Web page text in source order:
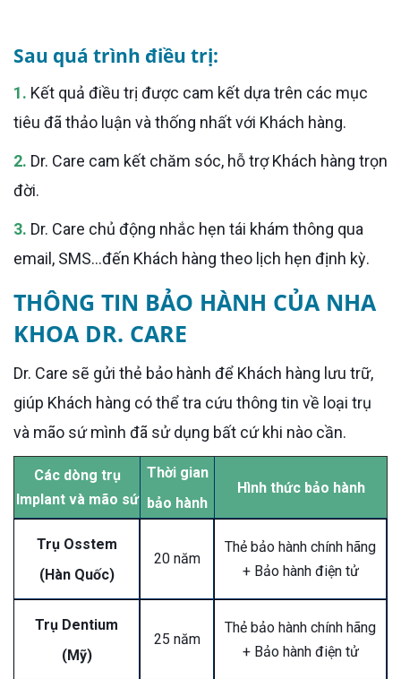
Sau quá trình điều trị:
Kết quả điều trị được cam kết dựa trên các mục
tiêu đã thảo luận và thống nhất với Khách hàng.
2. Dr. Care cam kết chăm sóc, hỗ trợ Khách hàng trọn
đời.
3. Dr. Care chủ động nhắc hẹn tái khám thông qua
email, SMS…đến Khách hàng theo lịch hẹn định kỳ.
THÔNG TIN BẢO HÀNH CỦA NHA
KHOA DR. CARE
Dr. Care sẽ gửi thẻ bảo hành để Khách hàng lưu trữ,
giúp Khách hàng có thể tra cứu thông tin về loại trụ
và mão sứ mình đã sử dụng bất cứ khi nào cần.
Các dòng trụ
Implant và mão sứ
Thời gian
bảo hành
Hình thức bảo hành
Trụ Osstem
(Hàn Quốc)
20 năm
Thẻ bảo hành chính hãng
+ Bảo hành điện tử
Trụ Dentium
(Mỹ)
25 năm
Thẻ bảo hành chính hãng
+ Bảo hành điện tử